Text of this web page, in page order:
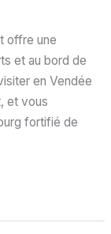
offre une
et au bord de
en Vendée
et vous
fortifié de